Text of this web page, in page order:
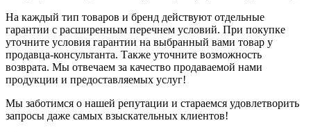
На каждый тип товаров и бренд действуют отдельные
гарантии с расширенным перечнем условий. При покупке
уточните условия гарантии на выбранный вами товар у
продавца-консультанта. Также уточните возможность
возврата. Мы отвечаем за качество продаваемой нами
продукции и предоставляемых услуг!
Мы заботимся о нашей репутации и стараемся удовлетворить
запросы даже самых взыскательных клиентов!